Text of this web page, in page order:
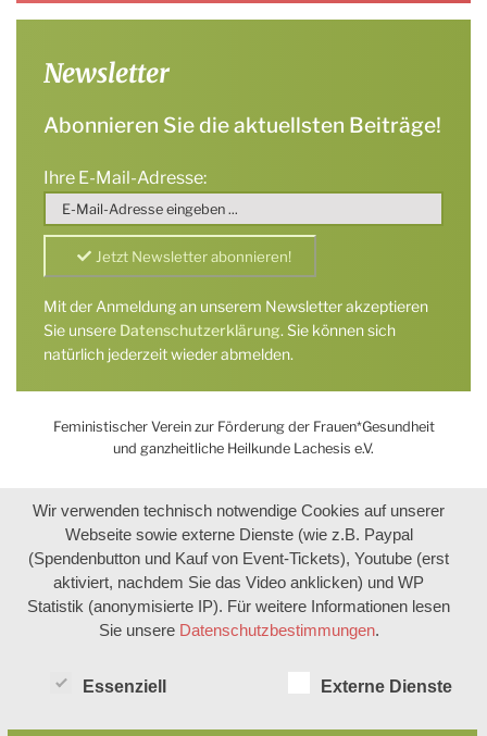
Newsletter
Abonnieren Sie die aktuellsten Beiträge!
Ihre E-Mail-Adresse:
Mit der Anmeldung an unserem Newsletter akzeptieren
Sie unsere Datenschutzerklärung. Sie können sich
natürlich jederzeit wieder abmelden.
Feministischer Verein zur Förderung der Frauen*Gesundheit
und ganzheitliche Heilkunde Lachesis e.V.
Wir verwenden technisch notwendige Cookies auf unserer
Webseite sowie externe Dienste (wie z.B. Paypal
(Spendenbutton und Kauf von Event-Tickets), Youtube (erst
aktiviert, nachdem Sie das Video anklicken) und WP
Statistik (anonymisierte IP). Für weitere Informationen lesen
Sie unsere Datenschutzbestimmungen.
Essenziell Externe Dienste